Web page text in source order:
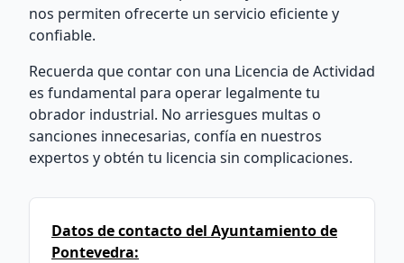
nos permiten ofrecerte un servicio eficiente y
confiable.
Recuerda que contar con una Licencia de Actividad
es fundamental para operar legalmente tu
obrador industrial. No arriesgues multas o
sanciones innecesarias, confía en nuestros
expertos y obtén tu licencia sin complicaciones.
Datos de contacto del Ayuntamiento de
Pontevedra: